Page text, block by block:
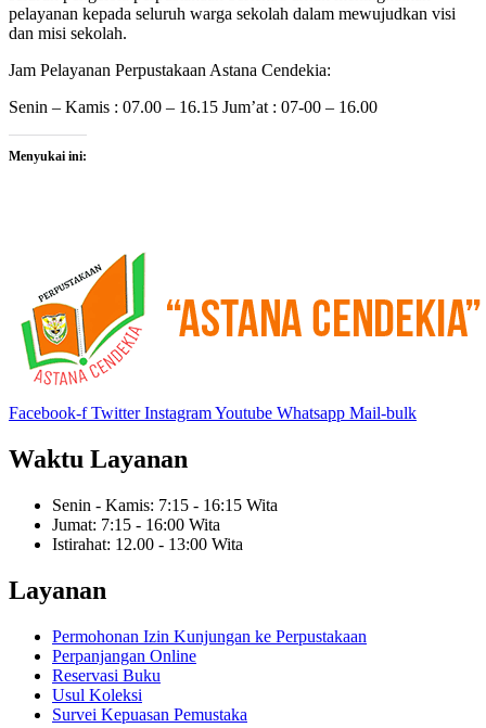
pelayanan kepada seluruh warga sekolah dalam mewujudkan visi
dan misi sekolah.
Jam Pelayanan Perpustakaan Astana Cendekia:
Senin – Kamis : 07.00 – 16.15 Jum’at : 07-00 – 16.00
Menyukai ini:
Facebook-f Twitter InstagramYoutube Whatsapp Mail-bulk
Waktu Layanan
Senin - Kamis: 7:15 - 16:15 Wita
Jumat: 7:15 - 16:00 Wita
Istirahat: 12.00 - 13:00 Wita
Layanan
Permohonan Izin Kunjungan ke Perpustakaan
Perpanjangan Online
Reservasi Buku
Usul Koleksi
Survei Kepuasan Pemustaka